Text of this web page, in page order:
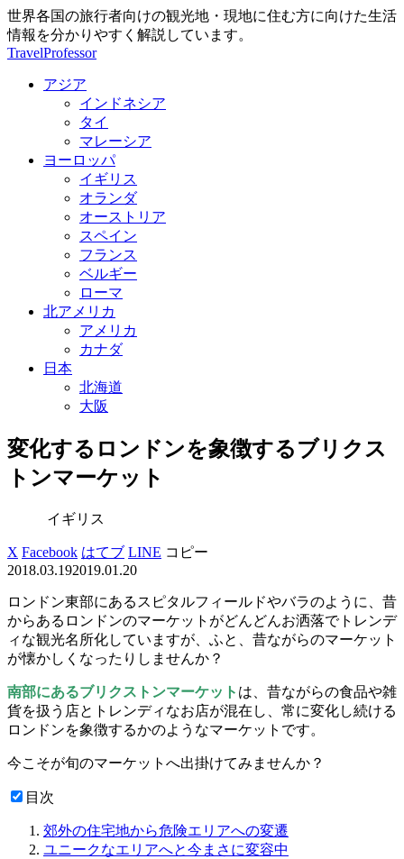
世界各国の旅行者向けの観光地・現地に住む方に向けた生活
情報を分かりやすく解説しています。
TravelProfessor
アジア
インドネシア
タイ
マレーシア
ヨーロッパ
イギリス
オランダ
オーストリア
スペイン
フランス
ベルギー
ローマ
北アメリカ
アメリカ
カナダ
日本
北海道
大阪
変化するロンドンを象徴するブリクス
トンマーケット
イギリス
X Facebook はてブ LINE コピー
2018.03.192019.01.20
ロンドン東部にあるスピタルフィールドやバラのように、昔
からあるロンドンのマーケットがどんどんお洒落でトレンデ
ィな観光名所化していますが、ふと、昔ながらのマーケット
が懐かしくなったりしませんか？
南部にあるブリクストンマーケット は、昔ながらの食品や雑
貨を扱う店とトレンディなお店が混在し、常に変化し続ける
ロンドンを象徴するかのようなマーケットです。
今こそが旬のマーケットへ出掛けてみませんか？
目次
郊外の住宅地から危険エリアへの変遷
ユニークなエリアへと今まさに変容中